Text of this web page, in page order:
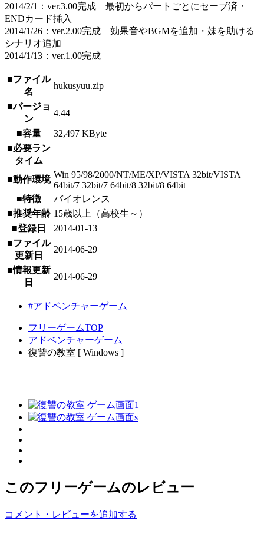
2014/2/1：ver.3.00完成 最初からパートごとにセーブ済・
ENDカード挿入
2014/1/26：ver.2.00完成 効果音やBGMを追加・妹を助ける
シナリオ追加
2014/1/13：ver.1.00完成
■ファイル
名
hukusyuu.zip
■バージョ
ン
4.44
■容量
32,497 KByte
■必要ラン
タイム
■動作環境 Win 95/98/2000/NT/ME/XP/VISTA 32bit/VISTA
64bit/7 32bit/7 64bit/8 32bit/8 64bit
■特徴
バイオレンス
■推奨年齢 15歳以上（高校生～）
■登録日
2014-01-13
■ファイル
更新日
2014-06-29
■情報更新
日
2014-06-29
#アドベンチャーゲーム
フリーゲームTOP
アドベンチャーゲーム
復讐の教室 [ Windows ]
このフリーゲームのレビュー
コメント・レビューを追加する